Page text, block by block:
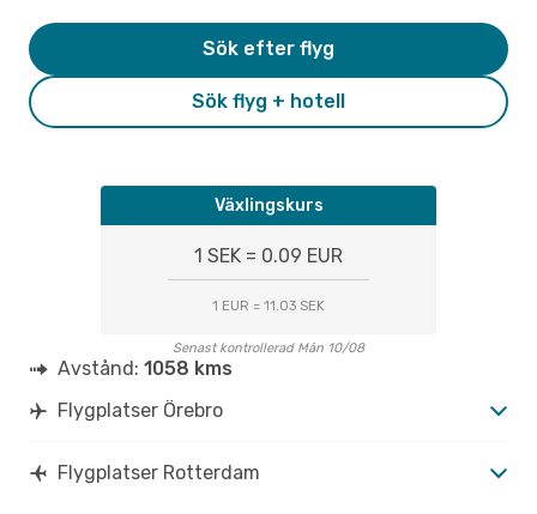
Sök flyg + hotell
Sök efter flyg
Växlingskurs
1 SEK = 0.09 EUR
1 EUR = 11.03 SEK
Senast kontrollerad Mån 10/08
Avstånd: 1058 kms
Flygplatser Örebro
Flygplatser Rotterdam